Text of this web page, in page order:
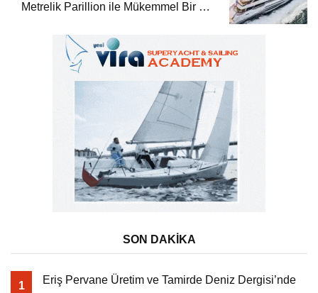
Metrelik Parillion ile Mükemmel Bir Yat
SON DAKİKA
1 Eriş Pervane Üretim ve Tamirde Deniz Dergisi’nde